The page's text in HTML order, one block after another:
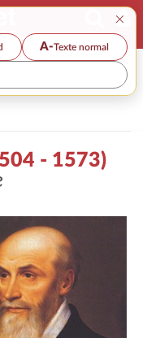
×
A-Texte normal
- 1573)